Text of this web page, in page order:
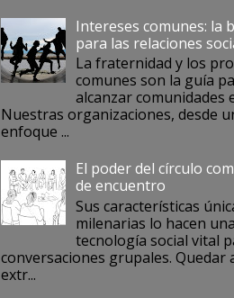
Intereses comunes: la
para las relaciones
La fraternidad y los
comunes son la guía
alcanzar comunidades
Nuestras organizaciones, desde
enfoque ...
El poder del círculo
de encuentro
Sus características
milenarias lo hacen
tecnología social vital
conversaciones grupales. Quedar
extr...